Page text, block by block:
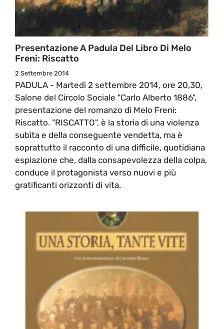
Presentazione A Padula Del Libro Di Melo
Freni: Riscatto
2 Settembre 2014
PADULA - Martedì 2 settembre 2014, ore 20,30,
Salone del Circolo Sociale "Carlo Alberto 1886",
presentazione del romanzo di Melo Freni:
Riscatto. "RISCATTO", è la storia di una violenza
subìta e della conseguente vendetta, ma è
soprattutto il racconto di una difficile, quotidiana
espiazione che, dalla consapevolezza della colpa,
conduce il protagonista verso nuovi e più
gratificanti orizzonti di vita.